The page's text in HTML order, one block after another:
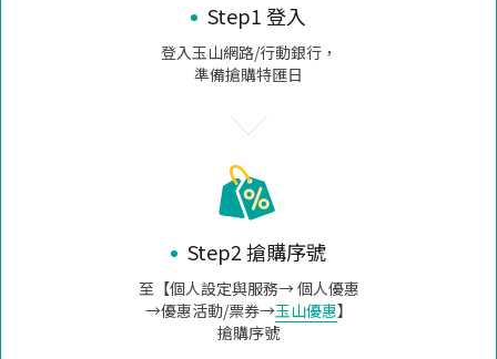
Step1 登入
登入玉山網路/行動銀行，
準備搶購特匯日
Step2 搶購序號
至【個人設定與服務→ 個人優惠
→優惠活動/票券→玉山優惠】
搶購序號